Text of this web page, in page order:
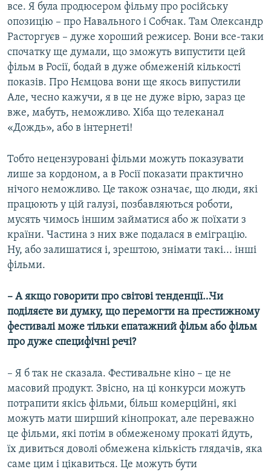
все. Я була продюсером фільму про російську
опозицію – про Навального і Собчак. Там Олександр
Расторгуєв – дуже хороший режисер. Вони все-таки
спочатку ще думали, що зможуть випустити цей
фільм в Росії, бодай в дуже обмеженій кількості
показів. Про Нємцова вони ще якось випустили
Але, чесно кажучи, я в це не дуже вірю, зараз це
вже, мабуть, неможливо. Хіба що телеканал
«Дождь», або в інтернеті!
Тобто нецензуровані фільми можуть показувати
лише за кордоном, а в Росії показати практично
нічого неможливо. Це також означає, що люди, які
працюють у цій галузі, позбавляються роботи,
мусять чимось іншим займатися або ж поїхати з
країни. Частина з них вже подалася в еміграцію.
Ну, або залишатися і, зрештою, знімати такі... інші
фільми.
– А якщо говорити про світові тенденції…Чи
поділяєте ви думку, що перемогти на престижному
фестивалі може тільки епатажний фільм або фільм
про дуже специфічні речі?
– Я б так не сказала. Фестивальне кіно – це не
масовий продукт. Звісно, на ці конкурси можуть
потрапити якісь фільми, більш комерційні, які
можуть мати ширший кінопрокат, але переважно
це фільми, які потім в обмеженому прокаті йдуть,
їх дивиться доволі обмежена кількість глядачів, яка
саме цим і цікавиться. Це можуть бути